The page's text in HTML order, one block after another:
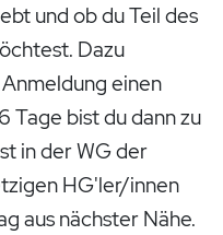
und ob du Teil des
Dazu
einen
Tage bist du dann zu
in der WG der
HG'ler/innen
aus nächster Nähe.